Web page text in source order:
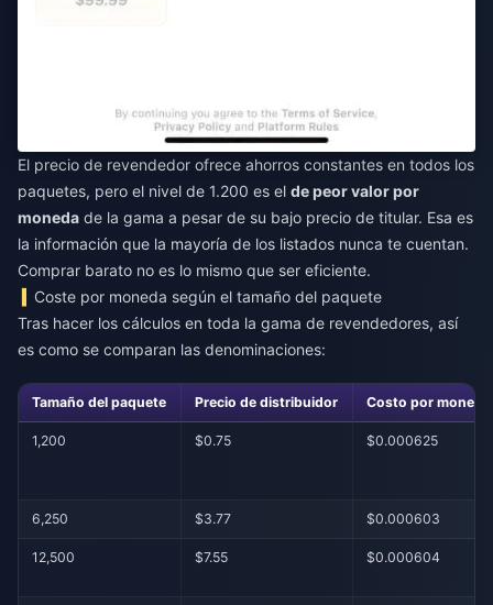
El precio de revendedor ofrece ahorros constantes en todos los
paquetes, pero el nivel de 1.200 es el de peor valor por
moneda de la gama a pesar de su bajo precio de titular. Esa es
la información que la mayoría de los listados nunca te cuentan.
Comprar barato no es lo mismo que ser eficiente.
Coste por moneda según el tamaño del paquete
Tras hacer los cálculos en toda la gama de revendedores, así
es como se comparan las denominaciones:
Tamaño del paquete Precio de distribuidor Costo por moneda
1,200 $0.75 $0.000625
6,250 $3.77 $0.000603
12,500 $7.55 $0.000604